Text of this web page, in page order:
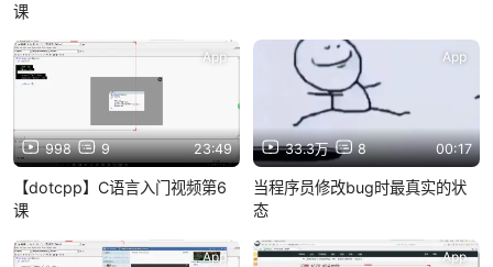
课
998 9 23:49
App
【dotcpp】C语言入门视频第6
课
33.3万 8 00:17
App
当程序员修改bug时最真实的状
态
App App